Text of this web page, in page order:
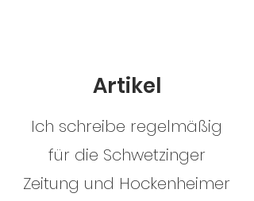
Artikel
Ich schreibe regelmäßig
für die Schwetzinger
Zeitung und Hockenheimer